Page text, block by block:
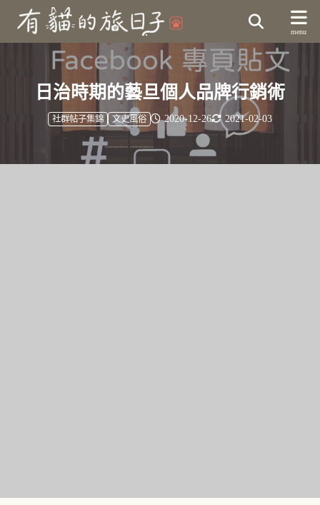
日治時期的藝旦個人品牌行銷術
2020-12-26 2021-02-03
社群帖子集錦 文史風俗